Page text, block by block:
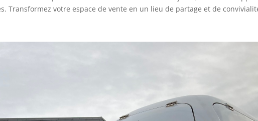
Transformez votre espace de vente en un lieu de partage et de